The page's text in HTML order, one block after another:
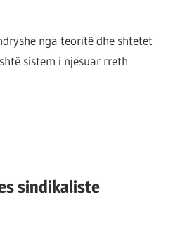
nga teoritë dhe shtetet
sistem i njësuar rreth
sindikaliste